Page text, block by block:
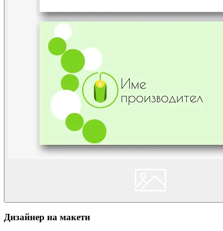
Дизайнер на макети